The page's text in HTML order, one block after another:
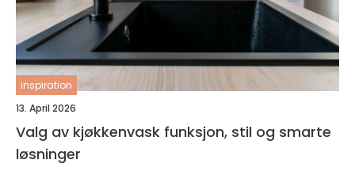
inspiration
13. April 2026
Valg av kjøkkenvask funksjon, stil og smarte
løsninger